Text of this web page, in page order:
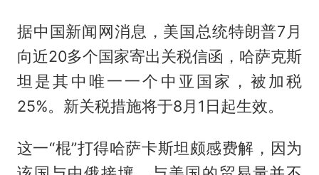
据中国新闻网消息，美国总统特朗普7月
向近20多个国家寄出关税信函，哈萨克斯
坦是其中唯一一个中亚国家，被加税
25%。新关税措施将于8月1日起生效。
这一“棍”打得哈萨卡斯坦颇感费解，因为